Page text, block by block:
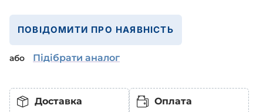
ПОВІДОМИТИ ПРО НАЯВНІСТЬ
або Підібрати аналог
Доставка Оплата